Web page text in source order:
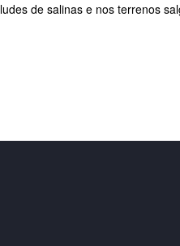
de salinas e nos terrenos